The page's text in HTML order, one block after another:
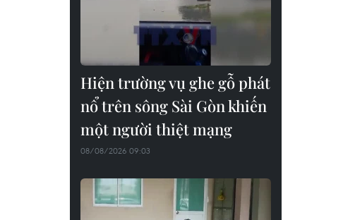
Hiện trường vụ ghe gỗ phát
nổ trên sông Sài Gòn khiến
một người thiệt mạng
08/08/2026 09:03